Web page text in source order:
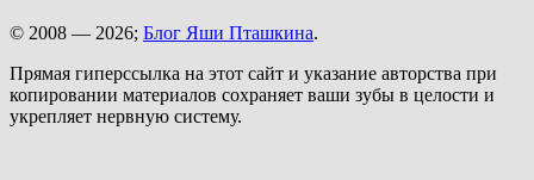
© 2008 — 2026; Блог Яши Пташкина.
Прямая гиперссылка на этот сайт и указание авторства при
копировании материалов сохраняет ваши зубы в целости и
укрепляет нервную систему.